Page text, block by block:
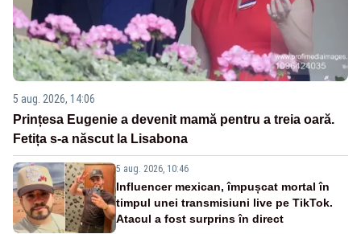
5 aug. 2026, 14:06
Prințesa Eugenie a devenit mamă pentru a treia oară.
Fetița s-a născut la Lisabona
5 aug. 2026, 10:46
Influencer mexican, împușcat mortal în
timpul unei transmisiuni live pe TikTok.
Atacul a fost surprins în direct